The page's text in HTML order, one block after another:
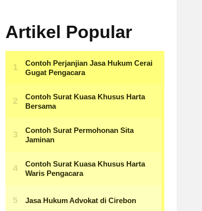
Artikel Popular